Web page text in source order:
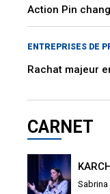
Action Pin
ENTREPRISES DE
Rachat majeur
CARNET
Sabrina